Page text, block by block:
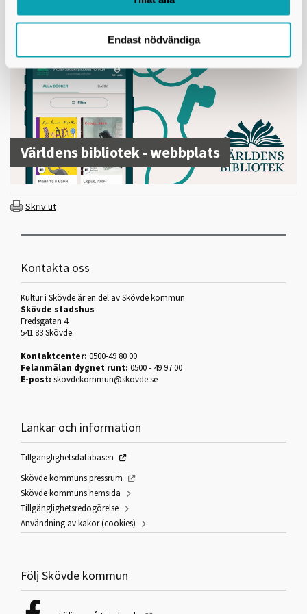
Endast nödvändiga
Besök Världens Biblioteks webbplats
Världens bibliotek - webbplats
Skriv ut
Kontakta oss
Kultur i Skövde är en del av Skövde kommun
Skövde stadshus
Fredsgatan 4
541 83 Skövde
Kontaktcenter: 0500-49 80 00
Felanmälan dygnet runt: 0500 - 49 97 00
E-post: skovdekommun@skovde.se
Länkar och information
Tillgänglighetsdatabasen
Skövde kommuns pressrum
Skövde kommuns hemsida
Tillgänglighetsredogörelse
Användning av kakor (cookies)
Följ Skövde kommun